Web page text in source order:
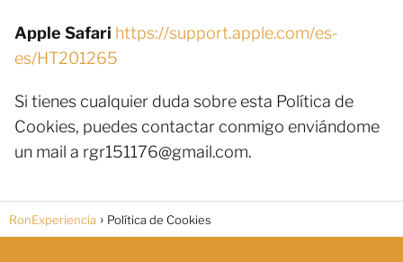
Apple Safari https://support.apple.com/es-
es/HT201265
Si tienes cualquier duda sobre esta Política de
Cookies, puedes contactar conmigo enviándome
un mail a rgr151176@gmail.com.
RonExperiencia Política de Cookies